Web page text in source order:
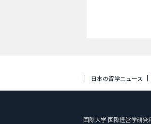
日本の留学ニュース
国際大学 国際経営学研究